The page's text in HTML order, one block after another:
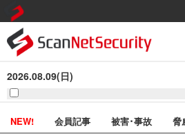
2026.08.09(日)
NEW! 会員記事 被害･事故 脅